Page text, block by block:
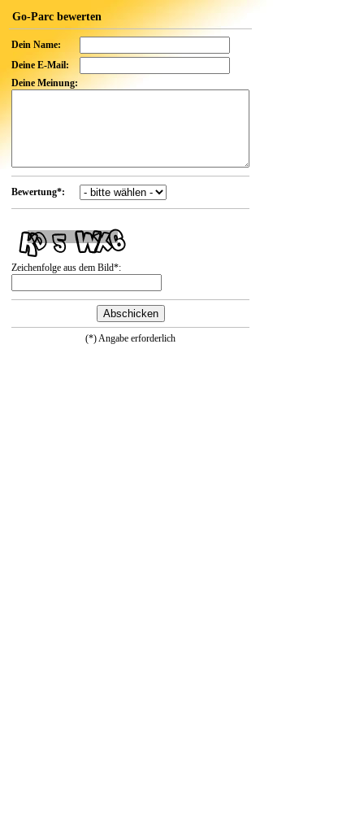
Go-Parc bewerten
Dein Name:
Deine E-Mail:
Deine Meinung:
Bewertung*:
Zeichenfolge aus dem Bild*:
(*) Angabe erforderlich